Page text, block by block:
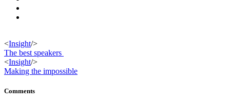
<Insight/>
The best speakers
<Insight/>
Making the impossible
Comments